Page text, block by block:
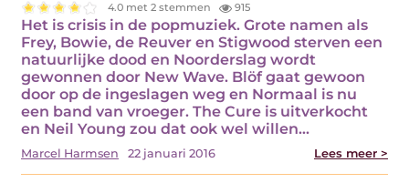
4.0 met 2 stemmen 915
Het is crisis in de popmuziek. Grote namen als
Frey, Bowie, de Reuver en Stigwood sterven een
natuurlijke dood en Noorderslag wordt
gewonnen door New Wave. Blöf gaat gewoon
door op de ingeslagen weg en Normaal is nu
een band van vroeger. The Cure is uitverkocht
en Neil Young zou dat ook wel willen...
Marcel Harmsen 22 januari 2016 Lees meer >